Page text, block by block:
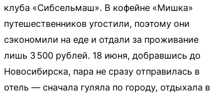
клуба «Сибсельмаш». В кофейне «Мишка»
путешественников угостили, поэтому они
сэкономили на еде и отдали за проживание
лишь 3 500 рублей. 18 июня, добравшись до
Новосибирска, пара не сразу отправилась в
отель — сначала гуляла по городу, отдыхала в